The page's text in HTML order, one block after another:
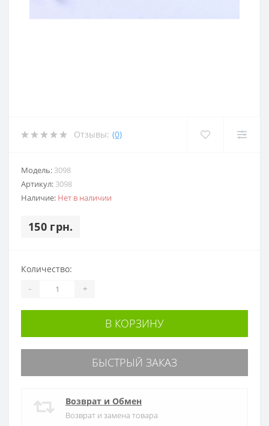
Отзывы: (0)
Модель: 3098
Артикул: 3098
Наличие: Нет в наличии
150 грн.
Количество:
- +
В КОРЗИНУ
БЫСТРЫЙ ЗАКАЗ
Возврат и Обмен
Возврат и замена товара